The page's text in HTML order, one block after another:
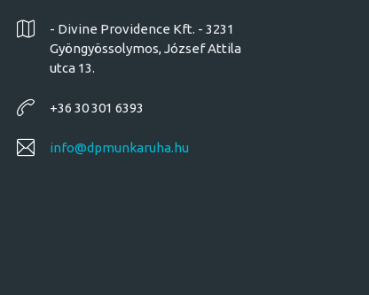
- Divine Providence Kft. - 3231
Gyöngyössolymos, József Attila
utca 13.
+36 30 301 6393
info@dpmunkaruha.hu